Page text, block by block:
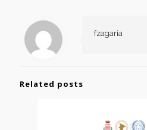
fzagaria
Related posts